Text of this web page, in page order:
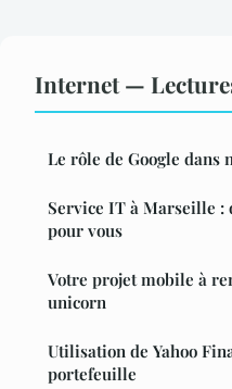
Internet —
Le rôle de Google dans
Service IT à Marseille :
pour vous
Votre projet mobile à
unicorn
Utilisation de Yahoo
portefeuille